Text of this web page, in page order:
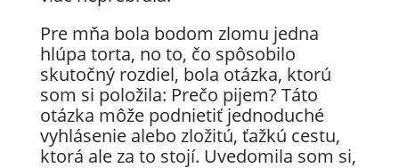
Pre mňa bola bodom zlomu jedna
hlúpa torta, no to, čo spôsobilo
skutočný rozdiel, bola otázka, ktorú
som si položila: Prečo pijem? Táto
otázka môže podnietiť jednoduché
vyhlásenie alebo zložitú, ťažkú cestu,
ktorá ale za to stojí. Uvedomila som si,